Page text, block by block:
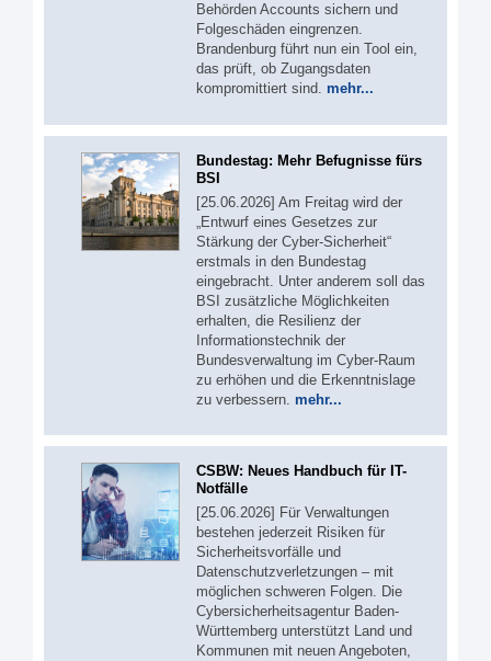
Behörden Accounts sichern und
Folgeschäden eingrenzen.
Brandenburg führt nun ein Tool ein,
das prüft, ob Zugangsdaten
kompromittiert sind. mehr...
Bundestag: Mehr Befugnisse fürs
BSI
[25.06.2026] Am Freitag wird der
„Entwurf eines Gesetzes zur
Stärkung der Cyber-Sicherheit“
erstmals in den Bundestag
eingebracht. Unter anderem soll das
BSI zusätzliche Möglichkeiten
erhalten, die Resilienz der
Informationstechnik der
Bundesverwaltung im Cyber-Raum
zu erhöhen und die Erkenntnislage
zu verbessern. mehr...
CSBW: Neues Handbuch für IT-
Notfälle
[25.06.2026] Für Verwaltungen
bestehen jederzeit Risiken für
Sicherheitsvorfälle und
Datenschutzverletzungen – mit
möglichen schweren Folgen. Die
Cybersicherheitsagentur Baden-
Württemberg unterstützt Land und
Kommunen mit neuen Angeboten,